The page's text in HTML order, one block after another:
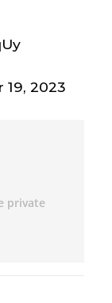
19, 2023